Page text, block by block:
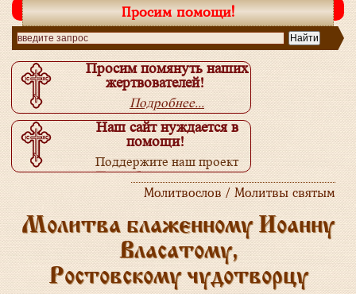
Просим помощи!
Просим помянуть наших
жертвователей!
Подробнее...
Наш сайт нуждается в
помощи!
Поддержите наш проект
Подробнее...
Молитвослов / Молитвы святым
Молитва блаженному Иоанну
Власатому,
Ростовскому чудотворцу